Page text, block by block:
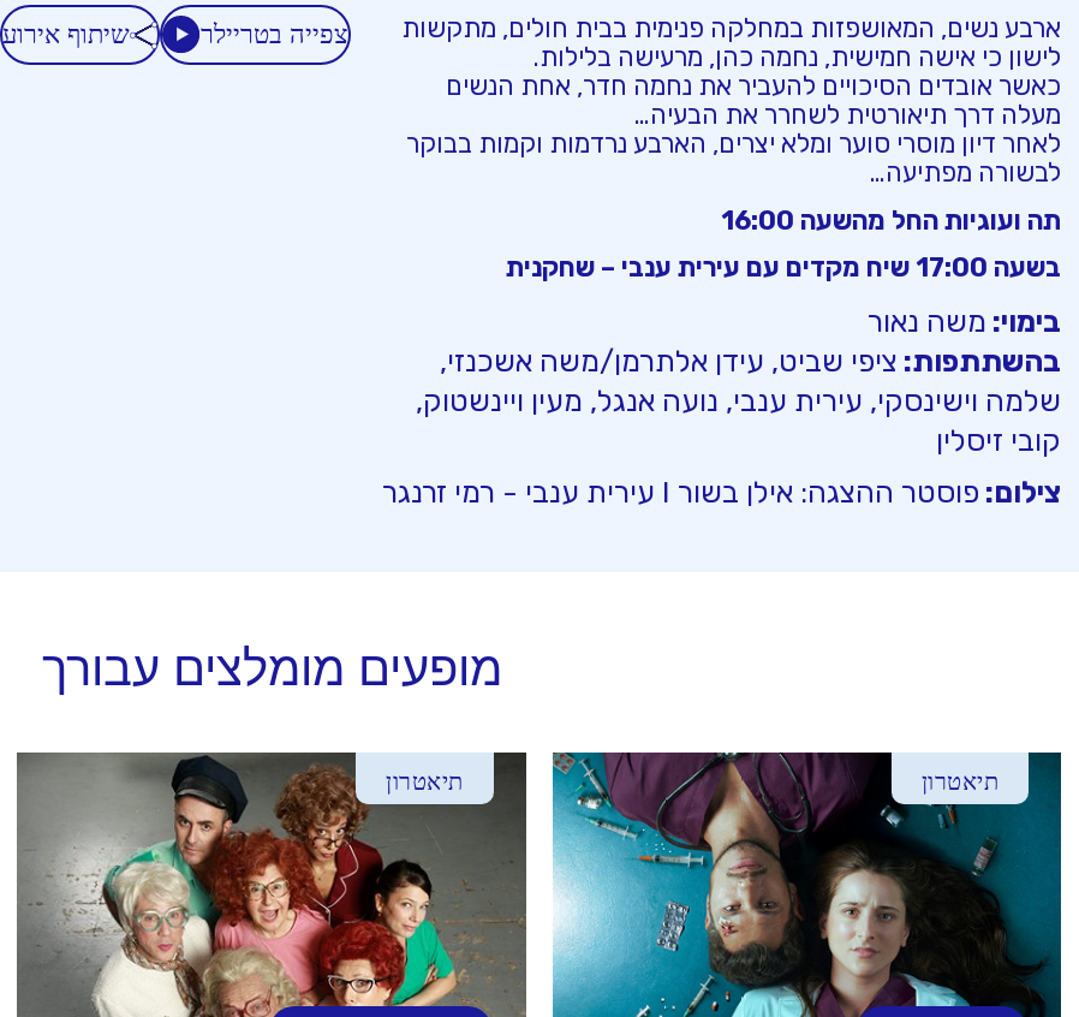
ארבע נשים, המאושפזות במחלקה פנימית בבית חולים, מתקשות
לישון כי אישה חמישית, נחמה כהן, מרעישה בלילות.
כאשר אובדים הסיכויים להעביר את נחמה חדר, אחת הנשים
מעלה דרך תיאורטית לשחרר את הבעיה…
לאחר דיון מוסרי סוער ומלא יצרים, הארבע נרדמות וקמות בבוקר
לבשורה מפתיעה…
תה ועוגיות החל מהשעה 16:00
בשעה 17:00 שיח מקדים עם עירית ענבי – שחקנית
בימוי: משה נאור
בהשתתפות: ציפי שביט, עידן אלתרמן/משה אשכנזי,
שלמה וישינסקי, עירית ענבי, נועה אנגל, מעין ויינשטוק,
קובי זיסלין
צילום: פוסטר ההצגה: אילן בשור I עירית ענבי - רמי זרנגר
צפייה בטריילר שיתוף אירוע
מופעים מומלצים עבורך
תיאטרון תיאטרון